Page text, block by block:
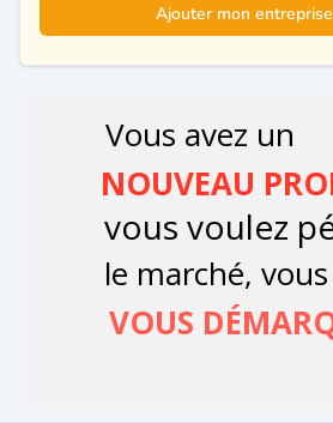
Ajouter mon entreprise